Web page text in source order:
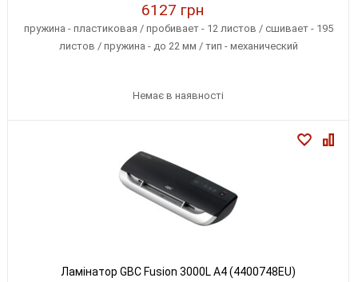
6127 грн
пружина - пластиковая / пробивает - 12 листов / сшивает - 195
листов / пружина - до 22 мм / тип - механический
Немає в наявності
Ламінатор GBC Fusion 3000L A4 (4400748EU)